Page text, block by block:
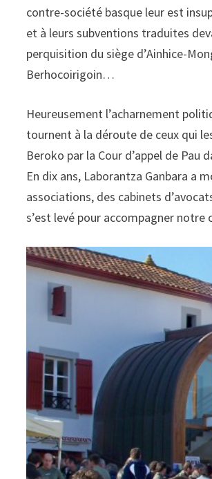
contre-société basque leur est
et à leurs subventions traduites
perquisition du siège d’Ainhice-
Berhocoirigoin…
Heureusement l’acharnement
tournent à la déroute de ceux qui
Beroko par la Cour d’appel de
En dix ans, Laborantza Ganbara a
associations, des cabinets
s’est levé pour accompagner